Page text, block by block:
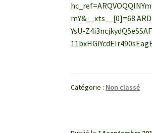
YsU-
Catégorie : Non classé